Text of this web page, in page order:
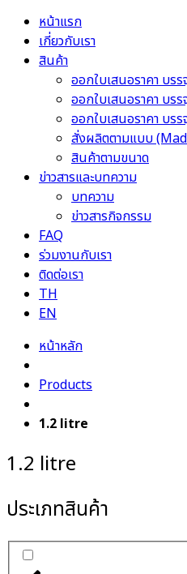
หน้าแรก
เกี่ยวกับเรา
สินค้า
ออกใบเสนอราคา บร
ออกใบเสนอราคา บร
ออกใบเสนอราคา บร
สั่งผลิตตามแบบ
สินค้าตามขนาด
ข่าวสารและบทความ
บทความ
ข่าวสารกิจกรรม
FAQ
ร่วมงานกับเรา
ติดต่อเรา
TH
EN
หน้าหลัก
Products
1.2 litre
1.2 litre
ประเภทสินค้า